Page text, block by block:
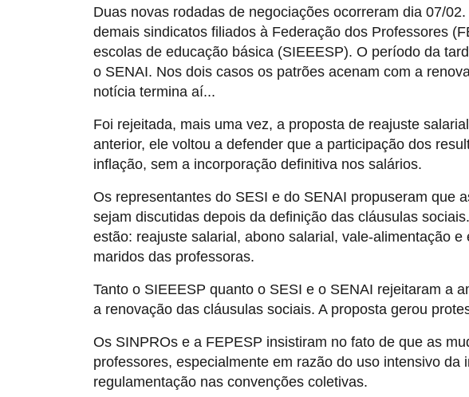
Duas novas rodadas de negociações ocorreram dia 07/
demais sindicatos filiados à Federação dos Professores
escolas de educação básica (SIEEESP). O período da
o SENAI. Nos dois casos os patrões acenam com a
notícia termina aí...
Foi rejeitada, mais uma vez, a proposta de reajuste
anterior, ele voltou a defender que a participação dos
inflação, sem a incorporação definitiva nos salários.
Os representantes do SESI e do SENAI propuseram que
sejam discutidas depois da definição das cláusulas
estão: reajuste salarial, abono salarial, vale-alimentação
maridos das professoras.
Tanto o SIEEESP quanto o SESI e o SENAI rejeitaram a
a renovação das cláusulas sociais. A proposta gerou
Os SINPROs e a FEPESP insistiram no fato de que as
professores, especialmente em razão do uso intensivo da
regulamentação nas convenções coletivas.